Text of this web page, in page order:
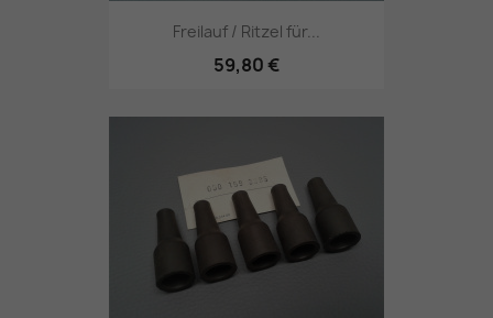
Freilauf / Ritzel für...
59,80 €